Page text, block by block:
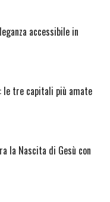
accessibile in
le tre capitali più amate
la Nascita di Gesù con